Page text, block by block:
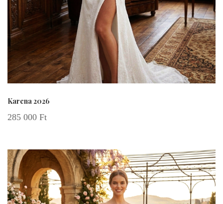
Karena 2026
285 000 Ft